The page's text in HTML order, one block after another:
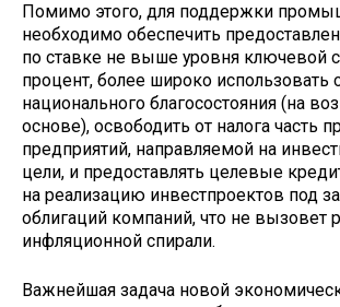
Помимо этого, для поддержки
необходимо обеспечить
по ставке не выше уровня ключевой
процент, более широко использовать
национального благосостояния (на
основе), освободить от налога часть
предприятий, направляемой на
цели, и предоставлять целевые
на реализацию инвестпроектов под
облигаций компаний, что не вызовет
инфляционной спирали.
Важнейшая задача новой